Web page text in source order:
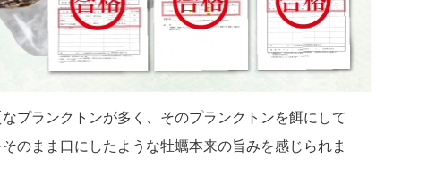
プランクトンが多く、そのプランクトンを餌にして
のまま口にしたような牡蠣本来の旨みを感じられま